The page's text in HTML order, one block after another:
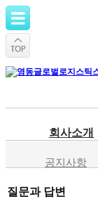
회사소개
공지사항
질문과 답변